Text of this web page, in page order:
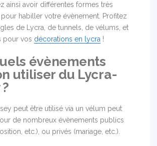
ainsi avoir différentes formes très
habiller votre évènement. Profitez
de Lycra, de tunnels, de vélums, et
pour vos décorations en lycra !
évènements
utiliser du Lycra-
peut être utilisé via un vélum peut
de nombreux évènements publics
etc.), ou privés (mariage, etc.).